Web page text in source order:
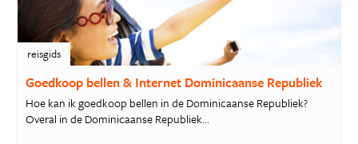
reisgids
Goedkoop bellen & Internet Dominicaanse Republiek
Hoe kan ik goedkoop bellen in de Dominicaanse Republiek?
Overal in de Dominicaanse Republiek...